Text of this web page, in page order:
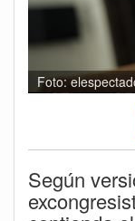
Foto:
Según